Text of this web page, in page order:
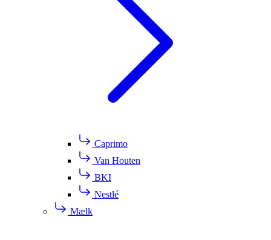
Caprimo
Van Houten
BKI
Nestlé
Mælk